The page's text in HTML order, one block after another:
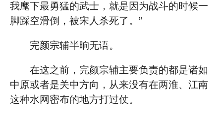
我麾下最勇猛的武士，就是因为战斗的时候一
脚踩空滑倒，被宋人杀死了。”
完颜宗辅半晌无语。
在这之前，完颜宗辅主要负责的都是诸如
中原或者是关中方向，从来没有在两淮、江南
这种水网密布的地方打过仗。